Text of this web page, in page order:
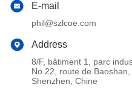
E-mail
phil@szlcoe.com
Address
8/F, bâtiment 1, parc
No.22, route de
Shenzhen, Chine